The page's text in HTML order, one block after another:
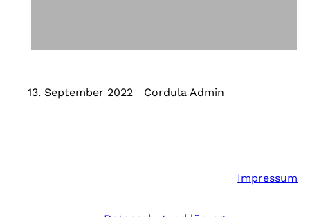
13. September 2022 Cordula Admin
Impressum